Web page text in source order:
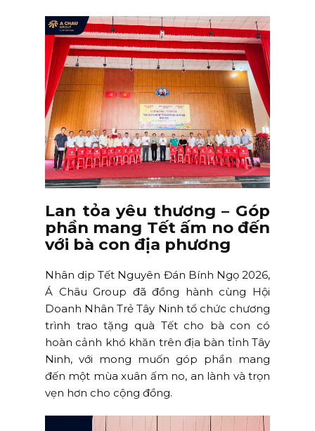
Lan tỏa yêu thương – Góp
phần mang Tết ấm no đến
với bà con địa phương
Nhân dịp Tết Nguyên Đán Bính Ngọ 2026,
Á Châu Group đã đồng hành cùng Hội
Doanh Nhân Trẻ Tây Ninh tổ chức chương
trình trao tặng quà Tết cho bà con có
hoàn cảnh khó khăn trên địa bàn tỉnh Tây
Ninh, với mong muốn góp phần mang
đến một mùa xuân ấm no, an lành và trọn
vẹn hơn cho cộng đồng.